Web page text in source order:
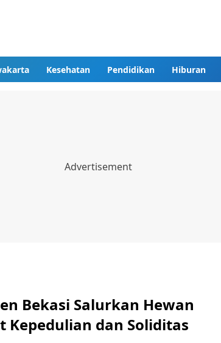
Kesehatan Pendidikan Hiburan
Bekasi Salurkan Hewan
Kepedulian dan Soliditas